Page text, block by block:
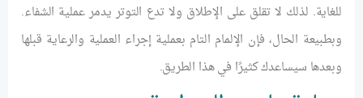
للغاية. لذلك لا تقلق على الإطلاق ولا تدع التوتر يدمر عملية الشفاء.
وبطبيعة الحال، فإن الإلمام التام بعملية إجراء العملية والرعاية قبلها
وبعدها سيساعدك كثيرًا في هذا الطريق.